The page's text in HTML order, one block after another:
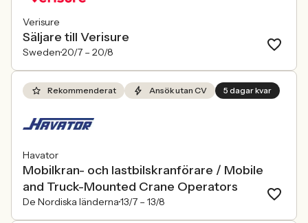
Verisure
Säljare till Verisure
Sweden20/7 – 20/8
Rekommenderat Ansök utan CV 5 dagar kvar
Havator
Mobilkran- och lastbilskranförare / Mobile
and Truck-Mounted Crane Operators
De Nordiska länderna13/7 – 13/8